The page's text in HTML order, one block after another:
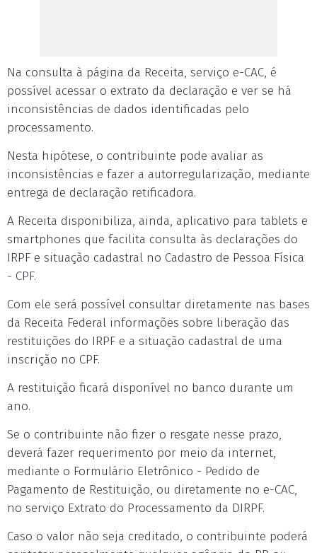
Na consulta à página da Receita, serviço e-CAC, é
possível acessar o extrato da declaração e ver se há
inconsistências de dados identificadas pelo
processamento.
Nesta hipótese, o contribuinte pode avaliar as
inconsistências e fazer a autorregularização, mediante
entrega de declaração retificadora.
A Receita disponibiliza, ainda, aplicativo para tablets e
smartphones que facilita consulta às declarações do
IRPF e situação cadastral no Cadastro de Pessoa Física
- CPF.
Com ele será possível consultar diretamente nas bases
da Receita Federal informações sobre liberação das
restituições do IRPF e a situação cadastral de uma
inscrição no CPF.
A restituição ficará disponível no banco durante um
ano.
Se o contribuinte não fizer o resgate nesse prazo,
deverá fazer requerimento por meio da internet,
mediante o Formulário Eletrônico - Pedido de
Pagamento de Restituição, ou diretamente no e-CAC,
no serviço Extrato do Processamento da DIRPF.
Caso o valor não seja creditado, o contribuinte poderá